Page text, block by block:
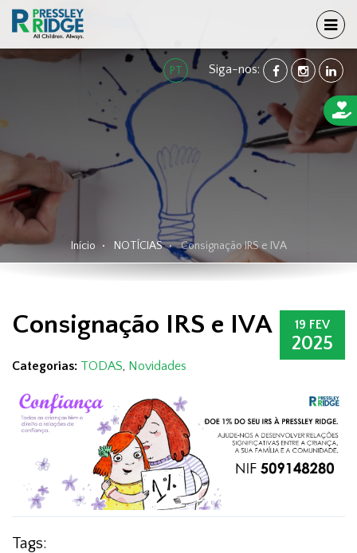
PT Siga-nos: FACEBOOK
Início NOTÍCIAS Consignação IRS e IVA
Consignação IRS e IVA
Categorias: TODAS, Novidades
19 FEV
2025
Tags: